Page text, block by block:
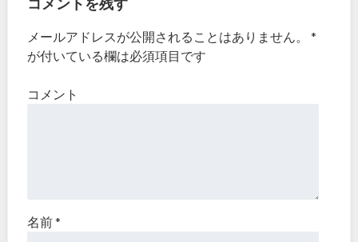
メールアドレスが公開されることはありません。
*
が付いている欄は必須項目です
コメント
名前*